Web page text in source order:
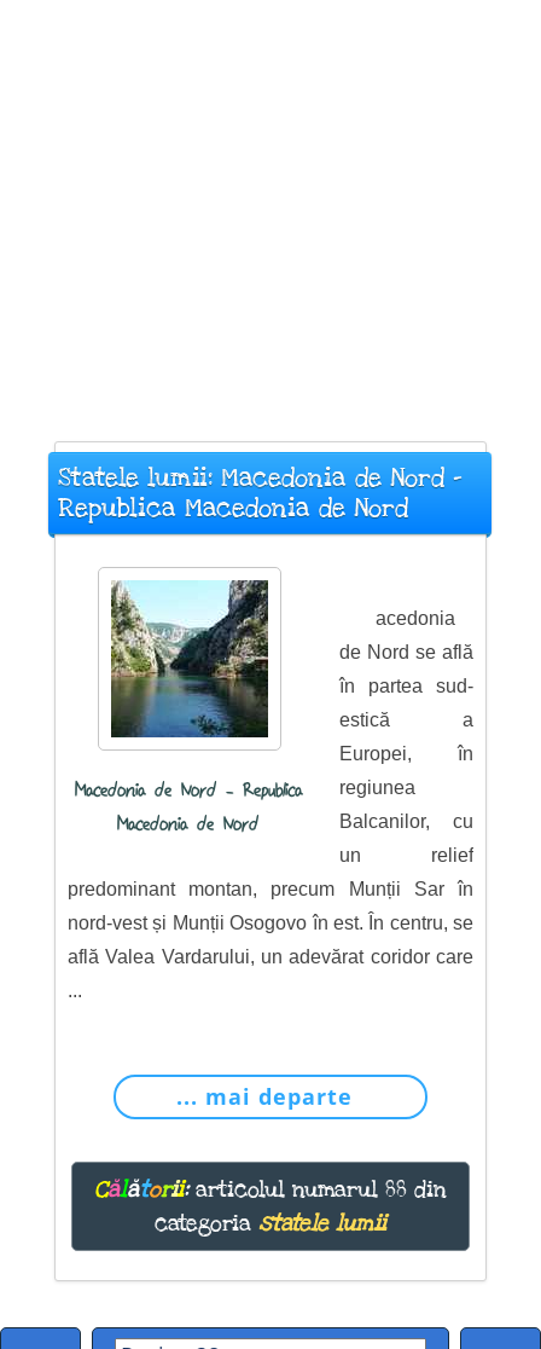
Statele lumii: Macedonia de Nord -
Republica Macedonia de Nord
Macedonia de Nord - Republica
Macedonia de Nord
acedonia
de Nord se află
în partea sud-
estică a
Europei, în
regiunea
Balcanilor, cu
un relief
predominant montan, precum Munții Sar în
nord-vest și Munții Osogovo în est. În centru, se
află Valea Vardarului, un adevărat coridor care
...
... mai departe
Călătorii:articolul numarul 88 din
categoria statele lumii